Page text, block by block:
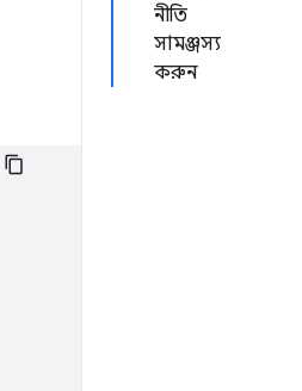
নীতি
সামঞ্জস্য
করুন